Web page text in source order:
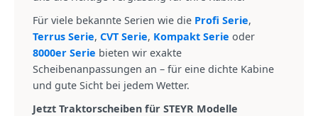
Für viele bekannte Serien wie die Profi Serie,
Terrus Serie, CVT Serie, Kompakt Serie oder
8000er Serie bieten wir exakte
Scheibenanpassungen an – für eine dichte Kabine
und gute Sicht bei jedem Wetter.
Jetzt Traktorscheiben für STEYR Modelle